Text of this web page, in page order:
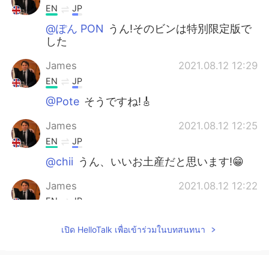
EN JP
@ぽん PON うん!そのビンは特別限定版で
した
James 2021.08.12 12:29
EN JP
@Pote そうですね!🎸
James 2021.08.12 12:25
EN JP
@chii うん、いいお土産だと思います!😁
James 2021.08.12 12:22
EN JP
はオランダが一番好きだと思います。
เปิด HelloTalk เพื่อเข้าร่วมในบทสนทนา